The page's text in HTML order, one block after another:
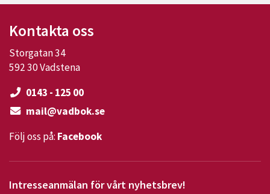
Kontakta oss
Storgatan 34
592 30 Vadstena
0143 - 125 00
mail@vadbok.se
Följ oss på: Facebook
Intresseanmälan för vårt nyhetsbrev!